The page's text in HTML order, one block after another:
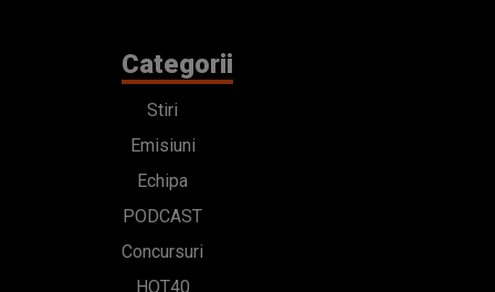
Concursuri
HOT40
Bd. Mărăști 65-67,
Romexpo Intrarea C,
Pavilion T, sector 1